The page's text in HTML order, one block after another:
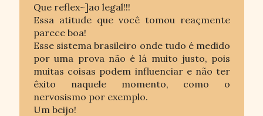
Que reflex~]ao legal!!!
Essa atitude que você tomou reaçmente
parece boa!
Esse sistema brasileiro onde tudo é medido
por uma prova não é lá muito justo, pois
muitas coisas podem influenciar e não ter
êxito naquele momento, como o
nervosismo por exemplo.
Um beijo!